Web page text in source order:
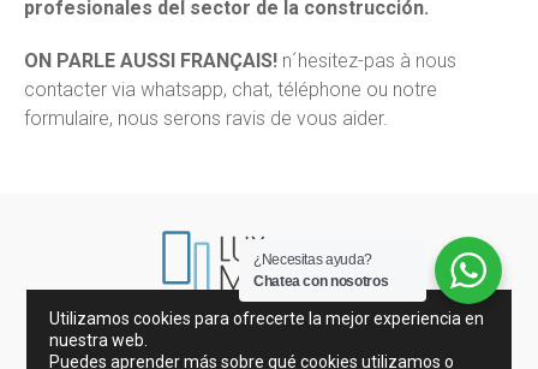
profesionales del sector de la construcción.
ON PARLE AUSSI FRANÇAIS! n´hesitez-pas à nous
contacter via whatsapp, chat, téléphone ou notre
formulaire, nous serons ravis de vous aider.
Mármoles de España e Italia
Porcelánicos y Azulejos
Mosaicos
Utilizamos cookies para ofrecerte la mejor experiencia en
nuestra web.
Puedes aprender más sobre qué cookies utilizamos o
¿Necesitas ayuda?
Chatea con nosotros